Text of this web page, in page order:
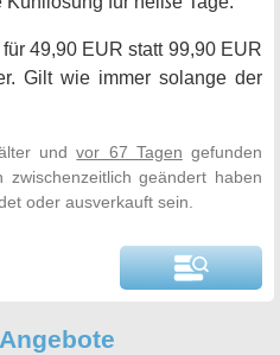
für 49,90 EUR statt 99,90 EUR
Gilt wie immer solange der
undvor 67 Tagen gefunden
geändert haben
oder ausverkauft sein.